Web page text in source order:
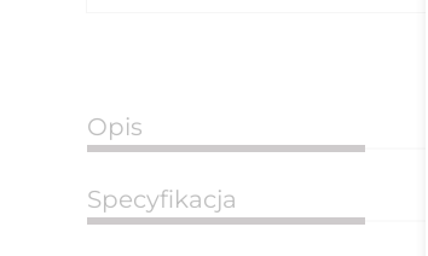
Opis
Specyfikacja